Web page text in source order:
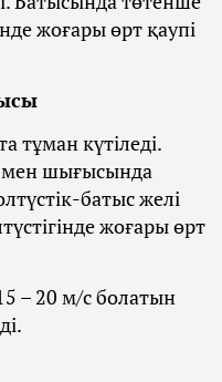
жоғары өрт қаупі
тұман күтіледі.
мен шығысында
батыс желі
жоғары өрт
– 20 м/с болатын